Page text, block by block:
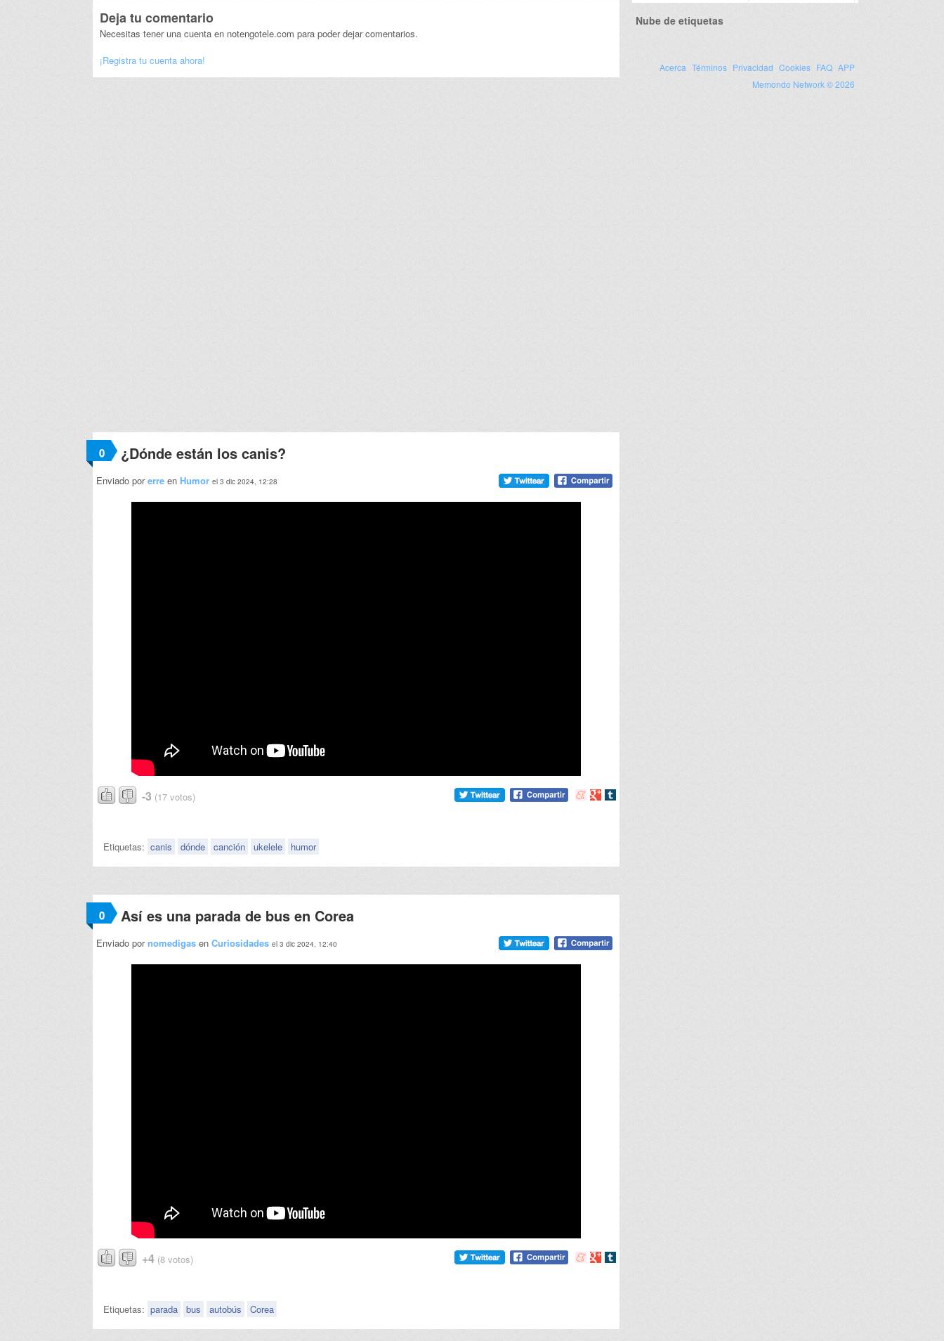
Deja tu comentario
Necesitas tener una cuenta en notengotele.com para poder dejar comentarios.
¡Registra tu cuenta ahora!
0 ¿Dónde están los canis?
Enviado porerre en Humor el 3 dic 2024, 12:28
-3 (17 votos)
Compartir
Compartir
Compartir
Etiquetas: canis dónde canción ukelele humor
0 Así es una parada de bus en Corea
Enviado pornomedigas en Curiosidades el 3 dic 2024, 12:40
+4 (8 votos)
Compartir
Compartir
Compartir
Etiquetas: parada bus autobús Corea
Nube de etiquetas
Acerca Términos Privacidad Cookies FAQ APP
Memondo Network © 2026